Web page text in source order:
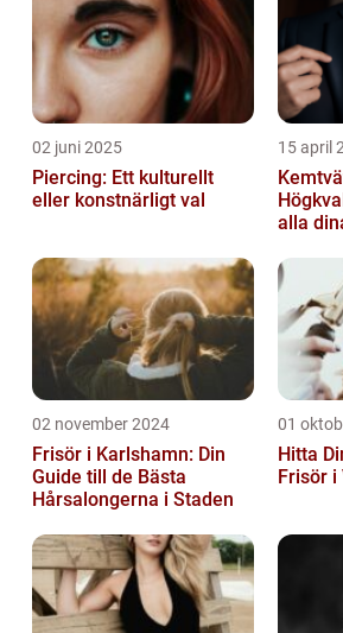
02 juni 2025
Piercing: Ett kulturellt
eller konstnärligt val
15 april
alla
02 november 2024
Frisör i Karlshamn: Din
Guide till de Bästa
Hårsalongerna i Staden
01
Hitta
Frisör i